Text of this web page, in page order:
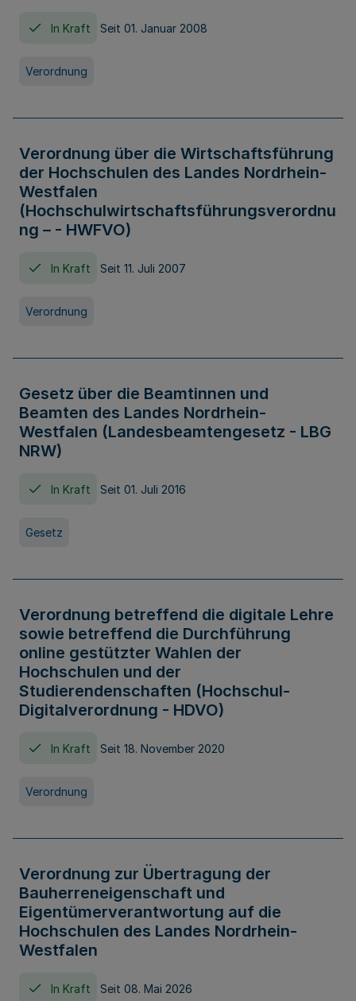
In Kraft Seit 01. Januar 2008
Verordnung
Verordnung über die Wirtschaftsführung
der Hochschulen des Landes Nordrhein-
Westfalen
(Hochschulwirtschaftsführungsverordnu
ng – - HWFVO)
In Kraft Seit 11. Juli 2007
Verordnung
Gesetz über die Beamtinnen und
Beamten des Landes Nordrhein-
Westfalen (Landesbeamtengesetz - LBG
NRW)
In Kraft Seit 01. Juli 2016
Gesetz
Verordnung betreffend die digitale Lehre
sowie betreffend die Durchführung
online gestützter Wahlen der
Hochschulen und der
Studierendenschaften (Hochschul-
Digitalverordnung - HDVO)
In Kraft Seit 18. November 2020
Verordnung
Verordnung zur Übertragung der
Bauherreneigenschaft und
Eigentümerverantwortung auf die
Hochschulen des Landes Nordrhein-
Westfalen
In Kraft Seit 08. Mai 2026